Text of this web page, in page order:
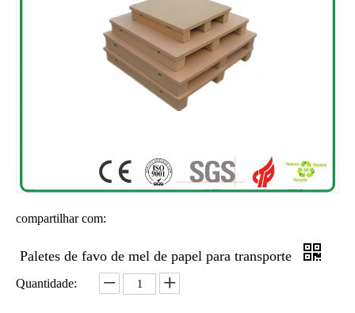
compartilhar com:
Paletes de favo de mel de papel para transporte
Quantidade: